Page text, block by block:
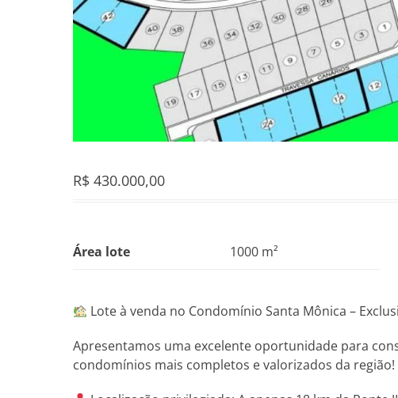
R$ 430.000,00
Área lote 1000 m²
Lote à venda no Condomínio Santa Mônica –
Apresentamos uma excelente oportunidade para
condomínios mais completos e valorizados da região!